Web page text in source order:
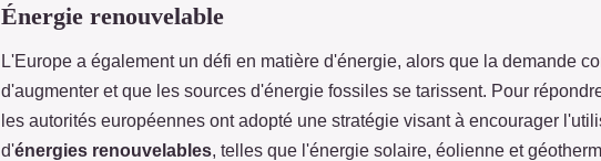
Énergie renouvelable
L'Europe a également un défi en matière d'énergie, alors que la demande
d'augmenter et que les sources d'énergie fossiles se tarissent. Pour
les autorités européennes ont adopté une stratégie visant à encourager
d'énergies renouvelables, telles que l'énergie solaire, éolienne et